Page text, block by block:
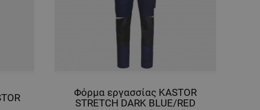
Φόρμα εργασσίας KASTOR
STRETCH DARK BLUE/RED